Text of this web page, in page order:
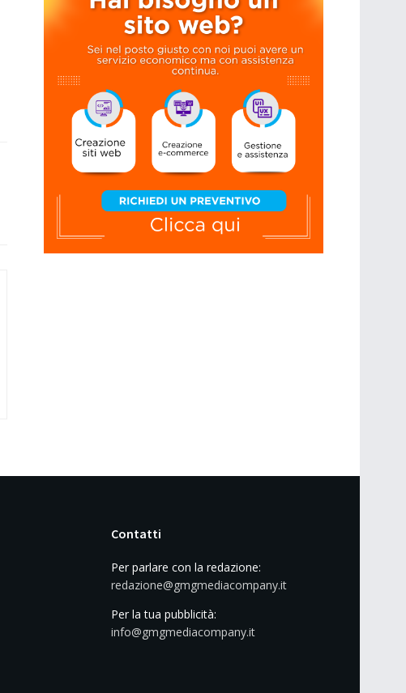
Contatti
Per parlare con la redazione:
redazione@gmgmediacompany.it
Per la tua pubblicità:
info@gmgmediacompany.it